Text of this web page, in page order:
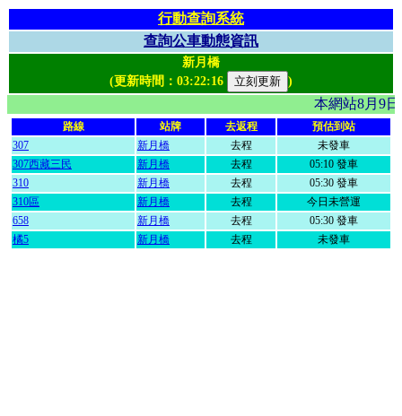
行動查詢系統
查詢公車動態資訊
新月橋
(更新時間： 03:22:16 )
本網站8月9
路線 站牌 去返程
預估到站
307
新月橋 去程
未發車
307西藏三民
新月橋 去程
05:10 發車
310
新月橋 去程
05:30 發車
310區
新月橋 去程
今日未營運
658
新月橋 去程
05:30 發車
橘5
新月橋 去程 未發車